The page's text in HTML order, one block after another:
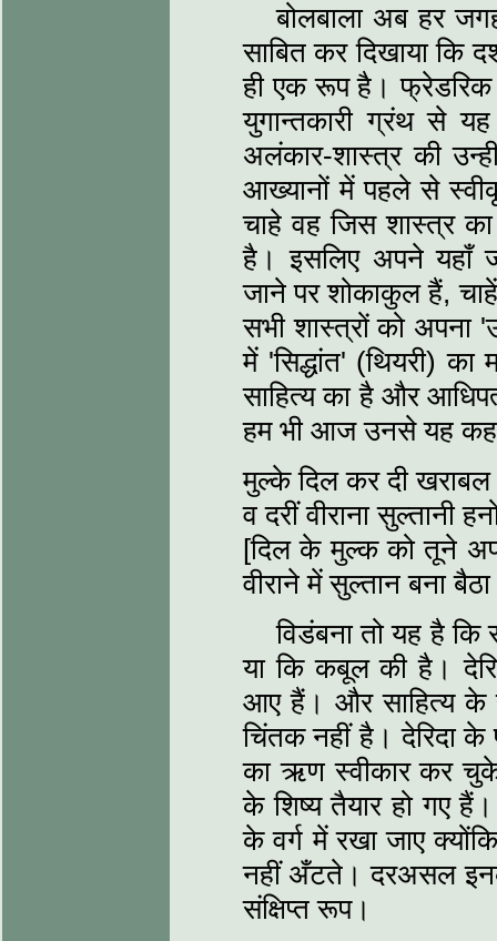
बोलबाला अब हर
साबित कर दिखाया कि
ही एक रूप है। फ्रेडरिक
युगान्‍तकारी ग्रंथ से
अलंकार-शास्‍त्र की
आख्‍यानों में पहले से
चाहे वह जिस शास्‍त्र का
है। इसलिए अपने यहाँ
जाने पर शोकाकुल हैं,
सभी शास्‍त्रों को अपना
में 'सिद्धांत' (थियरी) का
साहित्‍य का है और
हम भी आज उनसे यह
मुल्‍के दिल कर दी
व दरीं वीराना सुल्‍तानी
[दिल के मुल्‍क को तूने
वीराने में सुल्तान बना
विडंबना तो यह है कि
या कि कबूल की है।
आए हैं। और साहित्‍य के
चिंतक नहीं है। देरिदा के
का ऋण स्‍वीकार कर चुके
के शिष्‍य तैयार हो गए
के वर्ग में रखा जाए
नहीं अँटते। दरअसल इनका
संक्षिप्‍त रूप।